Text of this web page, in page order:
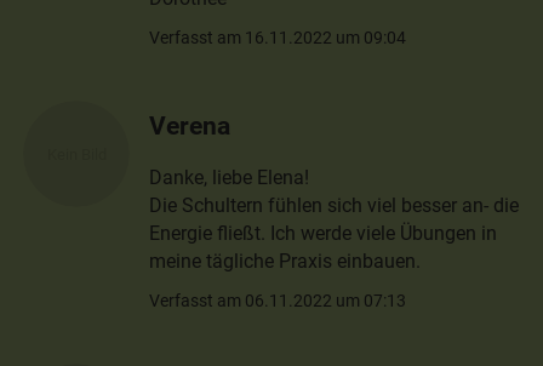
Verfasst am 16.11.2022 um 09:04
Verena
Danke, liebe Elena!
Die Schultern fühlen sich viel besser an- die
Energie fließt. Ich werde viele Übungen in
meine tägliche Praxis einbauen.
Verfasst am 06.11.2022 um 07:13